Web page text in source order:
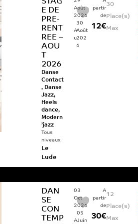
E DE
PRE-
RENT
REE –
AOU
2026
Danse
Contact
, Danse
Jazz,
Heels
dance,
Modern
’jazz
Tous
niveaux
Le
Lude
Août
2026
A
u
30
Août
202
6
partir
de
12€
30
Place(s)
Max
DAN
SE
CON
TEMP
03
Oct
2026
A
05
Juin
A
partir
de
30€
12
Place(s)
Max